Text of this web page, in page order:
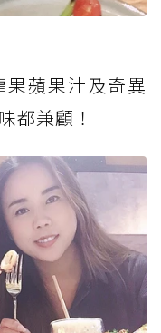
蘋果汁及奇異
都兼顧！